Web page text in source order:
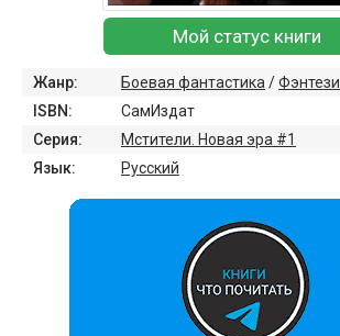
Мой статус книги
Жанр: Боевая фантастика /Фэнтези
ISBN:
СамИздат
Серия:
Мстители. Новая эра #1
Язык:
Русский